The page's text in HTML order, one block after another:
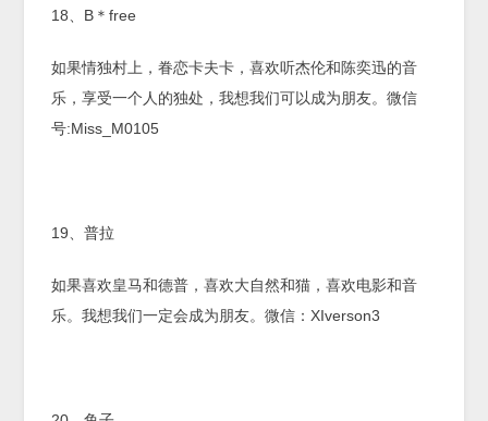
18、B＊free
如果情独村上，眷恋卡夫卡，喜欢听杰伦和陈奕迅的音
乐，享受一个人的独处，我想我们可以成为朋友。微信
号:Miss_M0105
19、普拉
如果喜欢皇马和德普，喜欢大自然和猫，喜欢电影和音
乐。我想我们一定会成为朋友。微信：XIverson3